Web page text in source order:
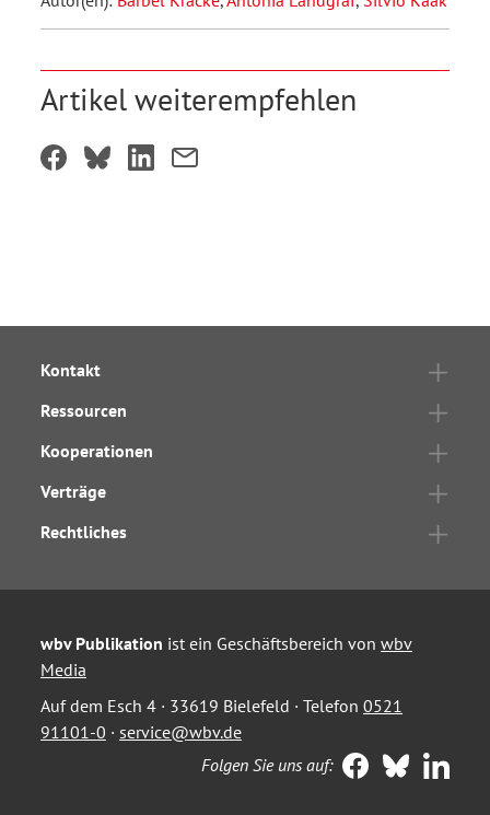
Artikel weiterempfehlen
Kontakt
Ressourcen
Kooperationen
Verträge
Rechtliches
wbv Publikation ist ein Geschäftsbereich von wbv
Media
Auf dem Esch 4 · 33619 Bielefeld · Telefon 0521
91101-0 · service@wbv.de
Folgen Sie uns auf: